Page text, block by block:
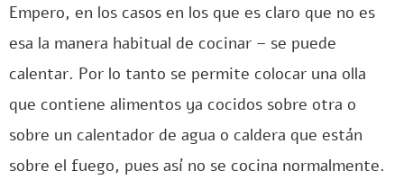
Empero, en los casos en los que es claro que no es
esa la manera habitual de cocinar – se puede
calentar. Por lo tanto se permite colocar una olla
que contiene alimentos ya cocidos sobre otra o
sobre un calentador de agua o caldera que están
sobre el fuego, pues así no se cocina normalmente.